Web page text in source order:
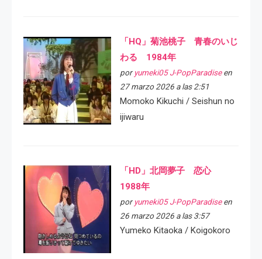
「HQ」菊池桃子 青春のいじ
わる 1984年
por yumeki05 J-PopParadiseen
27 marzo 2026 a las 2:51
Momoko Kikuchi / Seishun no
ijiwaru
「HD」北岡夢子 恋心
1988年
por yumeki05 J-PopParadiseen
26 marzo 2026 a las 3:57
Yumeko Kitaoka / Koigokoro